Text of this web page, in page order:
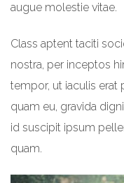
augue molestie vitae.
Class aptent taciti
nostra, per inceptos
tempor, ut iaculis erat
quam eu, gravida
id suscipit ipsum
quam.